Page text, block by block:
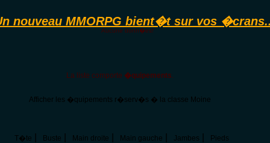
Aucune donn�es!
La liste comporte �quipements.
Afficher les �quipements r�serv�s � la classe Moine
T�te Buste Main droite Main gauche Jambes Pieds
nouveau MMORPG bient�t sur vos